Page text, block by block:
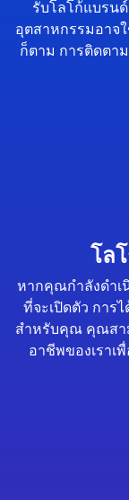
รับโลโก้แบรน
อุตสาหกรรมอาจ
ก็ตาม การติดตา
โล
หากคุณกำลังดำเ
ที่จะเปิดตัว การ
สำหรับคุณ คุณสา
อาชีพของเราเ